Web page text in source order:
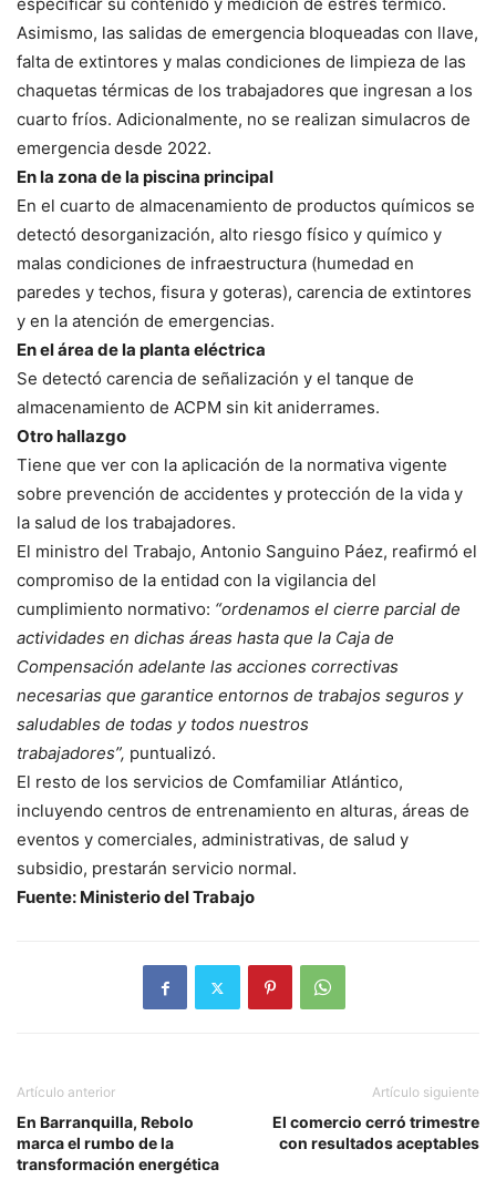
Asimismo, las salidas de emergencia bloqueadas con llave,
falta de extintores y malas condiciones de limpieza de las
chaquetas térmicas de los trabajadores que ingresan a los
cuarto fríos. Adicionalmente, no se realizan simulacros de
emergencia desde 2022.
En la zona de la piscina principal
En el cuarto de almacenamiento de productos químicos se
detectó desorganización, alto riesgo físico y químico y
malas condiciones de infraestructura (humedad en
paredes y techos, fisura y goteras), carencia de extintores
y en la atención de emergencias.
En el área de la planta eléctrica
Se detectó carencia de señalización y el tanque de
almacenamiento de ACPM sin kit aniderrames.
Otro hallazgo
Tiene que ver con la aplicación de la normativa vigente
sobre prevención de accidentes y protección de la vida y
la salud de los trabajadores.
El ministro del Trabajo, Antonio Sanguino Páez, reafirmó el
compromiso de la entidad con la vigilancia del
cumplimiento normativo: “ordenamos el cierre parcial de
actividades en dichas áreas hasta que la Caja de
Compensación adelante las acciones correctivas
necesarias que garantice entornos de trabajos seguros y
saludables de todas y todos nuestros
trabajadores”, puntualizó.
El resto de los servicios de Comfamiliar Atlántico,
incluyendo centros de entrenamiento en alturas, áreas de
eventos y comerciales, administrativas, de salud y
subsidio, prestarán servicio normal.
Fuente: Ministerio del Trabajo
Artículo anterior
En Barranquilla, Rebolo
marca el rumbo de la
transformación energética
Artículo siguiente
El comercio cerró trimestre
con resultados aceptables